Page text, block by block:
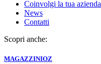
Coinvolgi la tua azienda
News
Contatti
Scopri anche:
MAGAZZINIOZ